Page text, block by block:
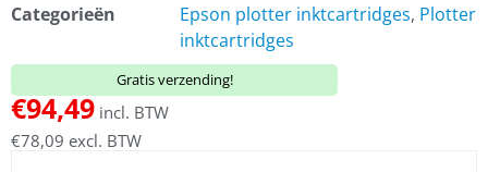
Categorieën
Epson plotter inktcartridges, Plotter
inktcartridges
Gratis verzending!
€94,49 incl. BTW
€78,09 excl. BTW